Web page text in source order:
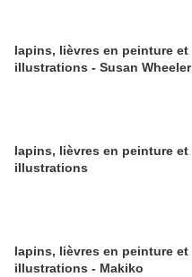
lapins, lièvres en peinture et
illustrations - Susan Wheeler
lapins, lièvres en peinture et
illustrations
lapins, lièvres en peinture et
illustrations - Makiko